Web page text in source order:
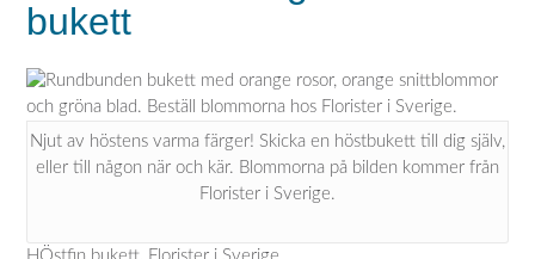
bukett
Njut av höstens varma färger! Skicka en höstbukett till dig själv,
eller till någon när och kär. Blommorna på bilden kommer från
Florister i Sverige.